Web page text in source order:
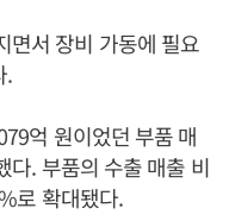
면서 장비 가동에 필요
.
억 원이었던 부품 매
다. 부품의 수출 매출 비
로 확대됐다.